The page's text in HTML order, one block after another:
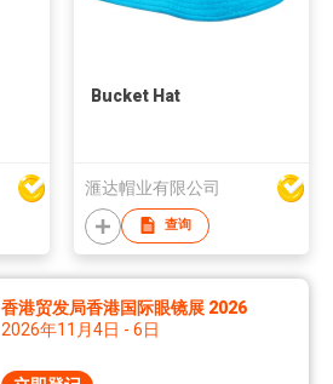
Bucket Hat
滙达帽业有限公司
查询
香港贸发局香港国际眼镜展 2026
2026年11月4日 - 6日